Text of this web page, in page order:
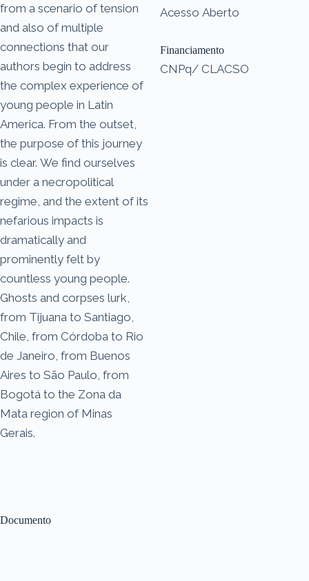
Documento
from a scenario of tension
and also of multiple
connections that our
authors begin to address
the complex experience of
young people in Latin
America. From the outset,
the purpose of this journey
is clear. We find ourselves
under a necropolitical
regime, and the extent of its
nefarious impacts is
dramatically and
prominently felt by
countless young people.
Ghosts and corpses lurk,
from Tijuana to Santiago,
Chile, from Córdoba to Rio
de Janeiro, from Buenos
Aires to São Paulo, from
Bogotá to the Zona da
Mata region of Minas
Gerais.
Acesso Aberto
Financiamento
CNPq/ CLACSO